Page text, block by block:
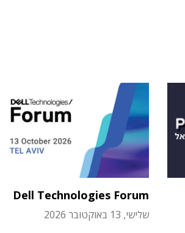
Dell Technologies Forum
שלישי, 13 באוקטובר 2026